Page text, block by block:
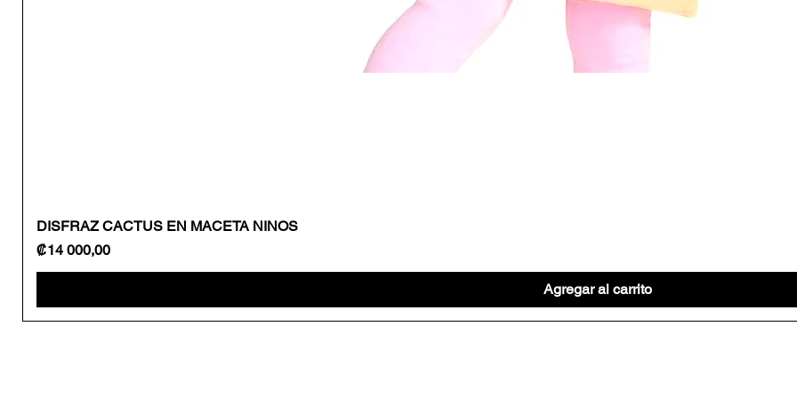
DISFRAZ CACTUS EN MACETA NINOS
Precio
₡14 000,00
Agregar al carrito